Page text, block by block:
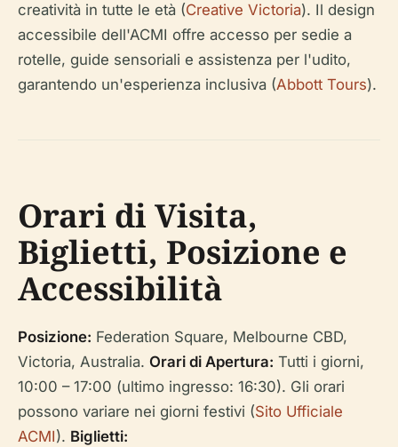
creatività in tutte le età (Creative Victoria). Il design
accessibile dell'ACMI offre accesso per sedie a
rotelle, guide sensoriali e assistenza per l'udito,
garantendo un'esperienza inclusiva (Abbott Tours).
Orari di Visita,
Biglietti, Posizione e
Accessibilità
Posizione: Federation Square, Melbourne CBD,
Victoria, Australia. Orari di Apertura: Tutti i giorni,
10:00 – 17:00 (ultimo ingresso: 16:30). Gli orari
possono variare nei giorni festivi (Sito Ufficiale
ACMI). Biglietti: